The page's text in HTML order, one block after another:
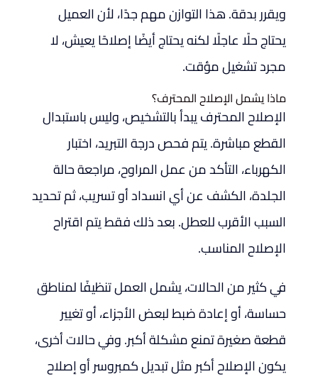
ويقرر بدقة. هذا التوازن مهم جدًا، لأن العميل
يحتاج حلًا عاجلًا لكنه يحتاج أيضًا إصلاحًا يعيش، لا
مجرد تشغيل مؤقت.
ماذا يشمل الإصلاح المحترف؟
الإصلاح المحترف يبدأ بالتشخيص، وليس باستبدال
القطع مباشرة. يتم فحص درجة التبريد، اختبار
الكهرباء، التأكد من عمل المراوح، مراجعة حالة
الجلدة، الكشف عن أي انسداد أو تسريب، ثم تحديد
السبب الأقرب للعطل. بعد ذلك فقط يتم اقتراح
الإصلاح المناسب.
في كثير من الحالات، يشمل العمل تنظيفًا لمناطق
حساسة، أو إعادة ضبط لبعض الأجزاء، أو تغيير
قطعة صغيرة تمنع مشكلة أكبر. وفي حالات أخرى،
يكون الإصلاح أكبر مثل تبديل كمبروسر أو إصلاح